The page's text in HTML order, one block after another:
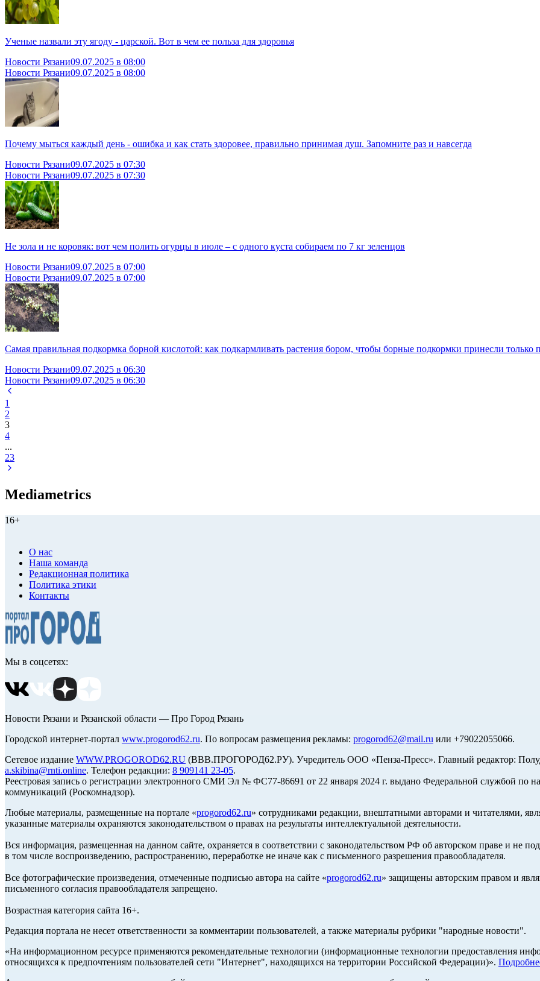
Ученые назвали эту ягоду - царской. Вот в чем ее польза для здоровья
Новости Рязани09.07.2025 в 08:00
Новости Рязани09.07.2025 в 08:00
Почему мыться каждый день - ошибка и как стать здоровее, правильно принимая душ. Запомните раз и навсегда
Новости Рязани09.07.2025 в 07:30
Новости Рязани09.07.2025 в 07:30
Не зола и не коровяк: вот чем полить огурцы в июле – с одного куста собираем по 7 кг зеленцов
Новости Рязани09.07.2025 в 07:00
Новости Рязани09.07.2025 в 07:00
Самая правильная подкормка борной кислотой: как подкармливать растения бором, чтобы борные подкормки принесли только
Новости Рязани09.07.2025 в 06:30
Новости Рязани09.07.2025 в 06:30
1
2
3
4
...
23
Mediametrics
16+
О нас
Наша команда
Редакционная политика
Политика этики
Контакты
Мы в соцсетях:
Новости Рязани и Рязанской области — Про Город Рязань
Городской интернет-портал www.progorod62.ru. По вопросам размещения рекламы: progorod62@mail.ru или +79022055066.
Сетевое издание WWW.PROGOROD62.RU (ВВВ.ПРОГОРОД62.РУ). Учредитель ООО «Пенза-Пресс». Главный редактор:
a.skibina@rnti.online. Телефон редакции: 8 909141 23-05.
Реестровая запись о регистрации электронного СМИ Эл № ФС77-86691 от 22 января 2024 г. выдано Федеральной службой по
коммуникаций (Роскомнадзор).
Любые материалы, размещенные на портале «progorod62.ru» сотрудниками редакции, внештатными авторами и читателями,
указанные материалы охраняются законодательством о правах на результаты интеллектуальной деятельности.
Вся информация, размещенная на данном сайте, охраняется в соответствии с законодательством РФ об авторском праве и не
в том числе воспроизведению, распространению, переработке не иначе как с письменного разрешения правообладателя.
Все фотографические произведения, отмеченные подписью автора на сайте «progorod62.ru» защищены авторским правом и
письменного согласия правообладателя запрещено.
Возрастная категория сайта 16+.
Редакция портала не несет ответственности за комментарии пользователей, а также материалы рубрики "народные новости".
«На информационном ресурсе применяются рекомендательные технологии (информационные технологии предоставления
относящихся к предпочтениям пользователей сети "Интернет", находящихся на территории Российской Федерации)».